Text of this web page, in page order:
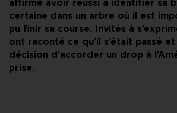
affirme avoir réussi à identifier sa
certaine dans un arbre où il est
pu finir sa course. Invités à
ont raconté ce qu’il s’était passé
décision d’accorder un drop à
prise.